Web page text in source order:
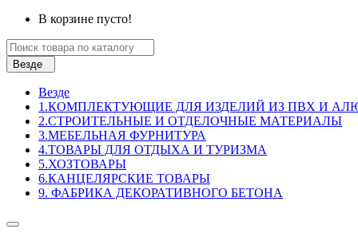
В корзине пусто!
Везде
Везде
1.КОМПЛЕКТУЮЩИЕ ДЛЯ ИЗДЕЛИЙ ИЗ ПВХ И
2.СТРОИТЕЛЬНЫЕ И ОТДЕЛОЧНЫЕ МАТЕРИАЛЫ
3.МЕБЕЛЬНАЯ ФУРНИТУРА
4.ТОВАРЫ ДЛЯ ОТДЫХА И ТУРИЗМА
5.ХОЗТОВАРЫ
6.КАНЦЕЛЯРСКИЕ ТОВАРЫ
9. ФАБРИКА ДЕКОРАТИВНОГО БЕТОНА